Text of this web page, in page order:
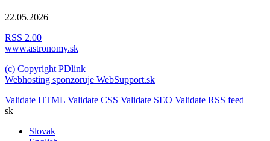
22.05.2026
RSS 2.00
www.astronomy.sk
(c) Copyright PDlink
Webhosting sponzoruje WebSupport.sk
Validate HTML Validate CSS Validate SEO Validate RSS feed
sk
Slovak